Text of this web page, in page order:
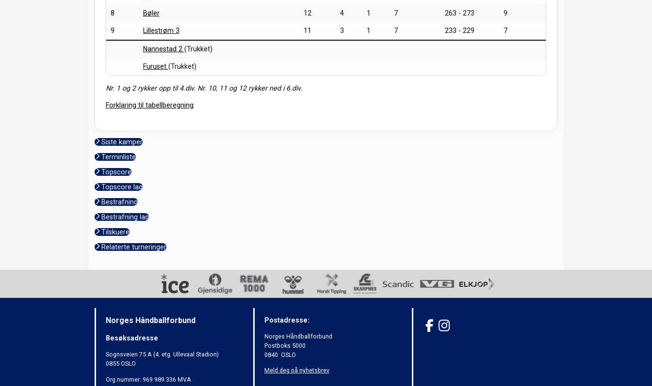
8 Bøler 12 4 1 7 263 - 273 9
9 Lillestrøm 3 11 3 1 7 233 - 229 7
Nannestad 2 (Trukket)
Furuset (Trukket)
Nr. 1 og 2 rykker opp til 4.div. Nr. 10, 11 og 12 rykker ned i 6.div.
Forklaring til tabellberegning
Siste kamper
Terminliste
Topscore
Topscore lag
Bestrafning
Bestrafning lag
Tilskuere
Relaterte turneringer
Norges Håndballforbund
Besøksadresse
Sognsveien 75 A (4. etg. Ullevaal Stadion)
0855 OSLO
Org.nummer: 969 989 336 MVA
Postadresse:
Norges Håndballforbund
Postboks 5000
0840 OSLO
Meld deg på nyhetsbrev